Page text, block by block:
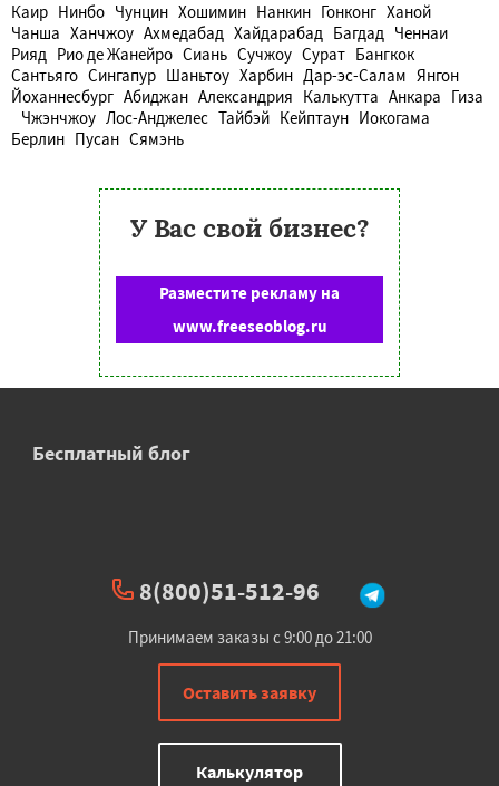
Каир Нинбо Чунцин Хошимин Нанкин Гонконг Ханой
Чанша Ханчжоу Ахмедабад Хайдарабад Багдад Ченнаи
Рияд Рио де Жанейро Сиань Сучжоу Сурат Бангкок
Сантьяго Сингапур Шаньтоу Харбин Дар-эс-Салам Янгон
Йоханнесбург Абиджан Александрия Калькутта Анкара Гиза
Чжэнчжоу Лос-Анджелес Тайбэй Кейптаун Иокогама
Берлин Пусан Сямэнь
У Вас свой бизнес?
Разместите рекламу на
www.freeseoblog.ru
Бесплатный блог
8(800)51-512-96
Принимаем заказы с 9:00 до 21:00
Оставить заявку
Калькулятор